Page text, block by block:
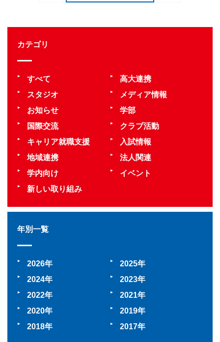
カテゴリ
すべて
高大連携
スタジオ
メディア情報
お知らせ
学部
国際交流
クラブ活動
キャリア就職支援
入試情報
地域連携
法人関連
学内向け
イベント
新しい取り組み
年別一覧
2026
2025
2024
2023
2022
2021
2020
2019
2018
2017